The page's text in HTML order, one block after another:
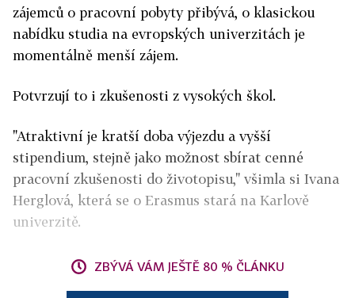
zájemců o pracovní pobyty přibývá, o klasickou
nabídku studia na evropských univerzitách je
momentálně menší zájem.
Potvrzují to i zkušenosti z vysokých škol.
"Atraktivní je kratší doba výjezdu a vyšší
stipendium, stejně jako možnost sbírat cenné
pracovní zkušenosti do životopisu," všimla si Ivana
Herglová, která se o Erasmus stará na Karlově
univerzitě.
ZBÝVÁ VÁM JEŠTĚ 80 % ČLÁNKU